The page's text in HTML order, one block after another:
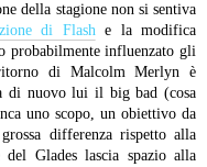
della stagione non si sentiva
di Flashe la modifica
probabilmente influenzato gli
di Malcolm Merlyn è
di nuovo lui il big bad (cosa
uno scopo, un obiettivo da
differenza rispetto alla
Glades lascia spazio alla